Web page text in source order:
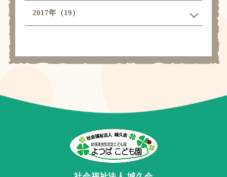
2017年（19）